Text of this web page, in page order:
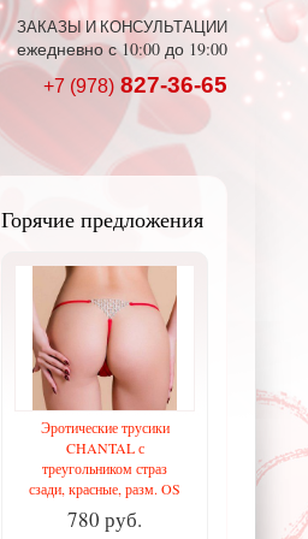
ЗАКАЗЫ И КОНСУЛЬТАЦИИ
ежедневно с 10:00 до 19:00
+7 (978) 827-36-65
Горячие предложения
Эротические трусики
CHANTAL с
треугольником страз
сзади, красные, разм. OS
780 руб.